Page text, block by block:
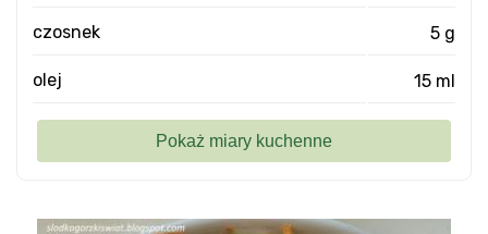
czosnek 5 g
olej 15 ml